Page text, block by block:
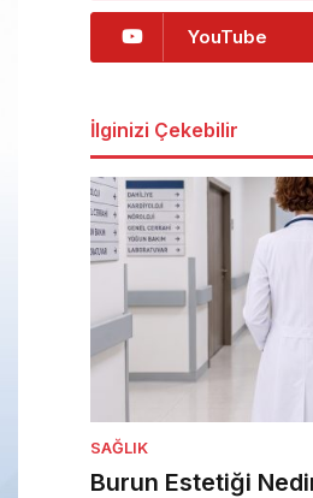
YouTube
İlginizi Çekebilir
SAĞLIK
Burun Estetiği